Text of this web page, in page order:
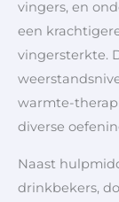
vingers, en
een
vingersterkte.
warmte-
diverse
Naast
drinkbekers,